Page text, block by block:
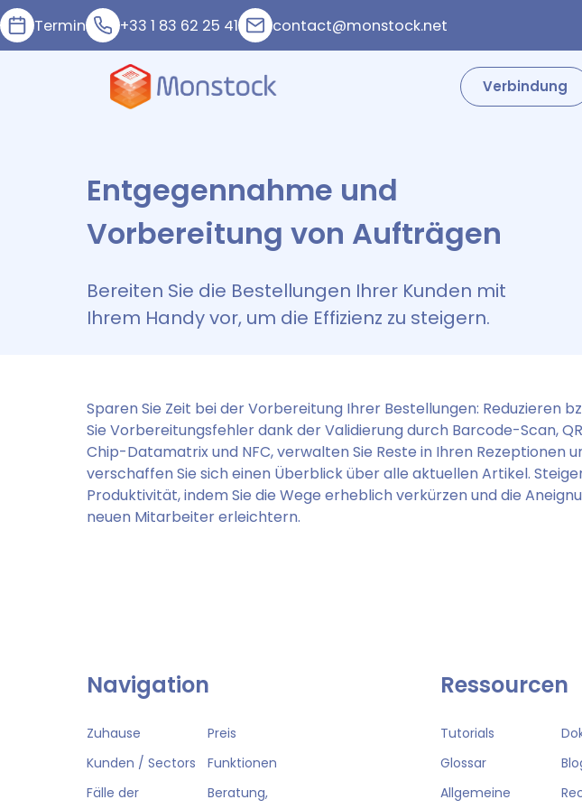
Termin +33 1 83 62 25 41 contact@monstock.net
Verbindung
Entgegennahme und
Vorbereitung von Aufträgen
Bereiten Sie die Bestellungen Ihrer Kunden mit
Ihrem Handy vor, um die Effizienz zu steigern.
Sparen Sie Zeit bei der Vorbereitung Ihrer Bestellungen: Reduzieren
Sie Vorbereitungsfehler dank der Validierung durch Barcode-Scan,
Chip-Datamatrix und NFC, verwalten Sie Reste in Ihren Rezeptionen
verschaffen Sie sich einen Überblick über alle aktuellen Artikel.
Produktivität, indem Sie die Wege erheblich verkürzen und die
neuen Mitarbeiter erleichtern.
Navigation
Zuhause
Preis
Kunden / Sectors
Funktionen
Fälle der
Beratung,
Ressourcen
Tutorials
Glossar
Allgemeine